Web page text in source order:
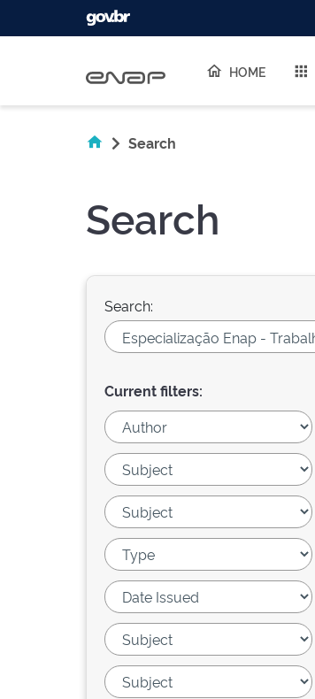
HOME
Search
Search
Search:
Current filters: